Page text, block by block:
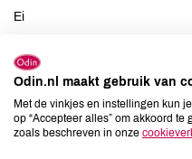
Ei
Lactose
Lupine
Mosterd
Noten
Odin.nl maakt gebruik van
Met de vinkjes en instellingen kun
op “Accepteer alles” om akkoord
zoals beschreven in onze